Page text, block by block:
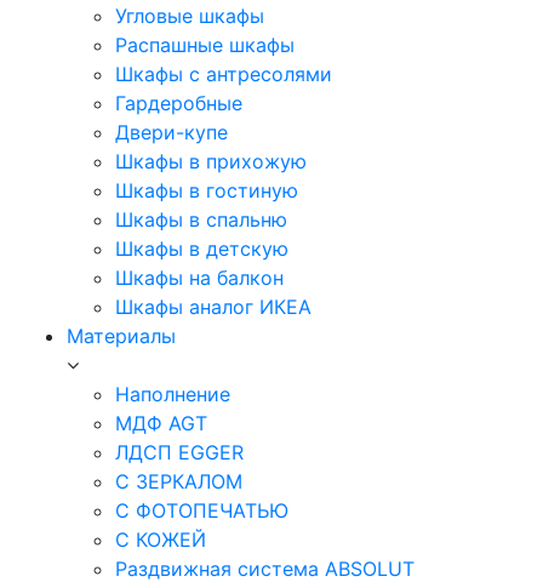
Угловые шкафы
Распашные шкафы
Шкафы с антресолями
Гардеробные
Двери-купе
Шкафы в прихожую
Шкафы в гостиную
Шкафы в спальню
Шкафы в детскую
Шкафы на балкон
Шкафы аналог ИКЕА
Материалы
Наполнение
МДФ AGT
ЛДСП EGGER
С ЗЕРКАЛОМ
С ФОТОПЕЧАТЬЮ
С КОЖЕЙ
Раздвижная система ABSOLUT